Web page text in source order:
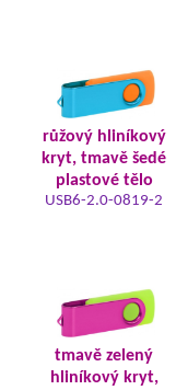
růžový hliníkový
kryt, tmavě šedé
plastové tělo
USB6-2.0-0819-2
tmavě zelený
hliníkový kryt,